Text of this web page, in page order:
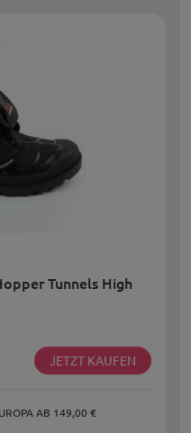
Tunnels High
JETZT KAUFEN
AB 149,00 €